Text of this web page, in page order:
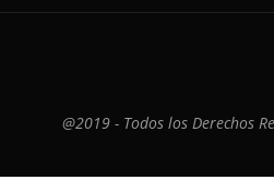
@2019 - Todos los Derechos